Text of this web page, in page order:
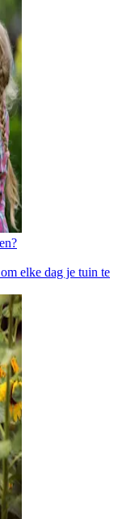
elke dag je tuin te